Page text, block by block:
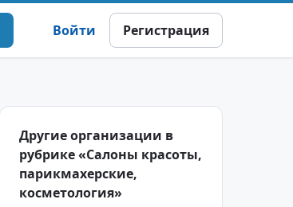
Войти Регистрация
Другие организации в
рубрике «Салоны красоты,
парикмахерские,
косметология»